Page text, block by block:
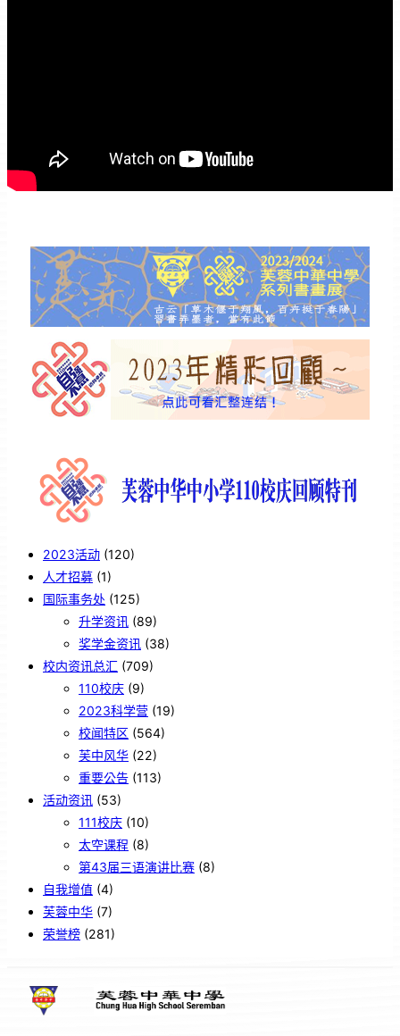
2023活动 (120)
人才招募 (1)
国际事务处 (125)
升学资讯 (89)
奖学金资讯 (38)
校内资讯总汇 (709)
110校庆 (9)
2023科学营 (19)
校闻特区 (564)
芙中风华 (22)
重要公告 (113)
活动资讯 (53)
111校庆 (10)
太空课程 (8)
第43届三语演讲比赛 (8)
自我增值 (4)
芙蓉中华 (7)
荣誉榜 (281)